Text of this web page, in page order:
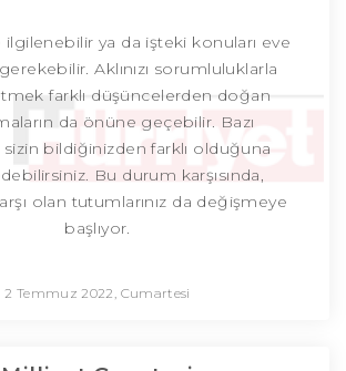
ilgilenebilir ya da işteki konuları eve
Aklınızı sorumluluklarla
farklı düşüncelerden doğan
da önüne geçebilir. Bazı
sizin bildiğinizden farklı olduğuna
Bu durum karşısında,
olan tutumlarınız da değişmeye
başlıyor.
2 Temmuz 2022, Cumartesi